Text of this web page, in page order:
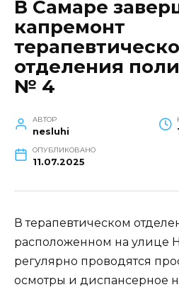
В Самаре
капремонт
отделения
№ 4
АВТОР
nesluhi
ОПУБЛИКОВАНО
11.07.2025
В терапевтическом
расположенном на улице
регулярно проводятся
осмотры и диспансерное